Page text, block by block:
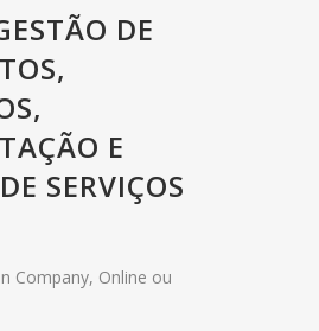
DE
E
SERVIÇOS
In Company, Online ou